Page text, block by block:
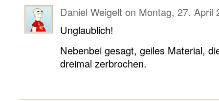
Daniel Weigelt on Montag, 27. April
Unglaublich!
Nebenbei gesagt, geiles Material,
dreimal zerbrochen.